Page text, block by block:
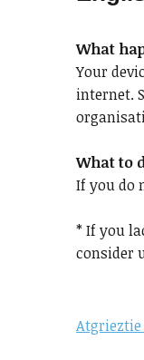
What
Your
internet.
What to
If you do
* If you
consider